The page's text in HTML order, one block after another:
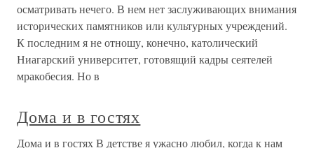
осматривать нечего. В нем нет заслуживающих внимания
исторических памятников или культурных учреждений.
К последним я не отношу, конечно, католический
Ниагарский университет, готовящий кадры сеятелей
мракобесия. Но в
Дома и в гостях
Дома и в гостях В детстве я ужасно любил, когда к нам